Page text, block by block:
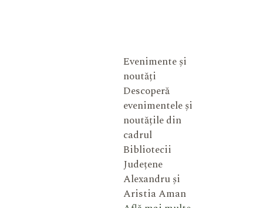
Evenimente și
noutăți
Descoperă
evenimentele și
noutățile din
cadrul
Bibliotecii
Județene
Alexandru și
Aristia Aman